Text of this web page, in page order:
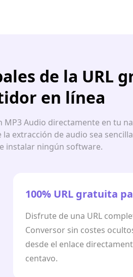
de la URL
en línea
Audio directamente en tu
extracción de audio sea
instalar ningún software.
100% URL gratuita
Disfrute de una URL
Conversor sin costes
desde el enlace
centavo.